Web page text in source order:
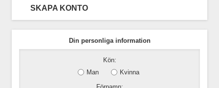
SKAPA KONTO
Din personliga information
Kön:
Man
Kvinna